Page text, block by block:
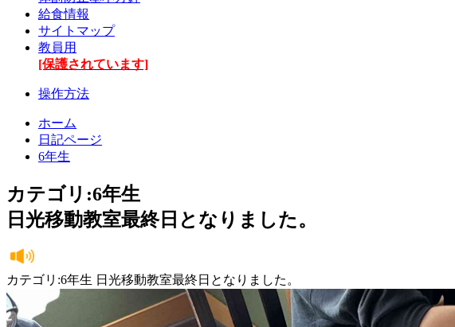
給食情報
サイトマップ
教員用
[保護されています]
操作方法
ホーム
日記ページ
6年生
カテゴリ:6年生
日光移動教室最終日となりました。
カテゴリ:6年生 日光移動教室最終日となりました。